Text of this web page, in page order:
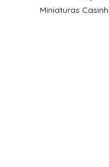
Miniaturas